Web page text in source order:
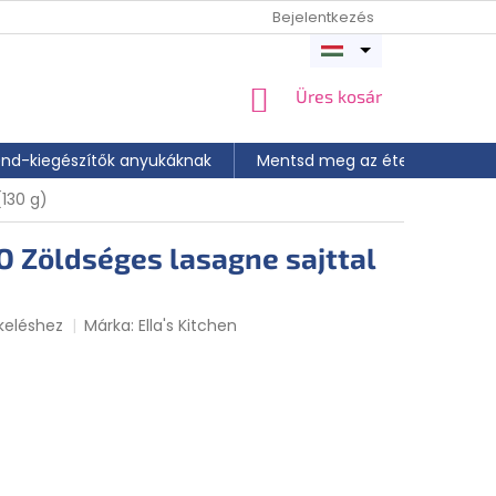
Bejelentkezés
KOSÁR
Üres kosár
kiegészítők anyukáknak Mentsd meg az ételt
Menü
g)
Zöldséges lasagne sajttal
Márka:Ella's Kitchen